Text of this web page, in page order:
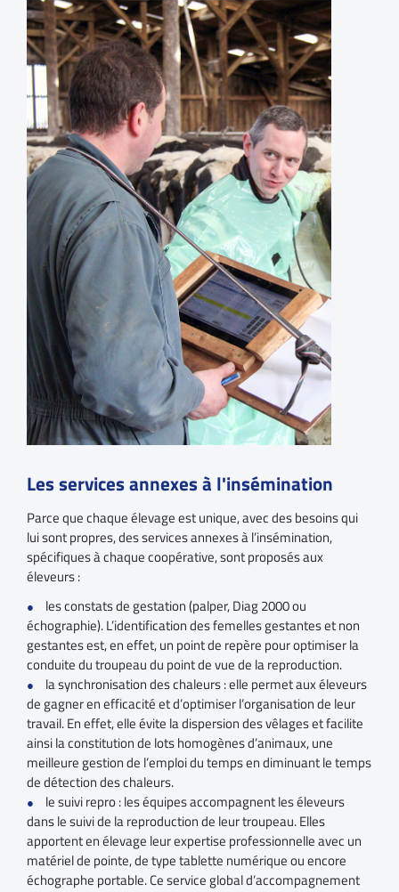
Les services annexes à l'insémination
Parce que chaque élevage est unique, avec des besoins qui
lui sont propres, des services annexes à l’insémination,
spécifiques à chaque coopérative, sont proposés aux
éleveurs :
les constats de gestation (palper, Diag 2000 ou
échographie). L’identification des femelles gestantes et non
gestantes est, en effet, un point de repère pour optimiser la
conduite du troupeau du point de vue de la reproduction.
la synchronisation des chaleurs : elle permet aux éleveurs
de gagner en efficacité et d’optimiser l’organisation de leur
travail. En effet, elle évite la dispersion des vêlages et facilite
ainsi la constitution de lots homogènes d’animaux, une
meilleure gestion de l’emploi du temps en diminuant le temps
de détection des chaleurs.
le suivi repro : les équipes accompagnent les éleveurs
dans le suivi de la reproduction de leur troupeau. Elles
apportent en élevage leur expertise professionnelle avec un
matériel de pointe, de type tablette numérique ou encore
échographe portable. Ce service global d’accompagnement